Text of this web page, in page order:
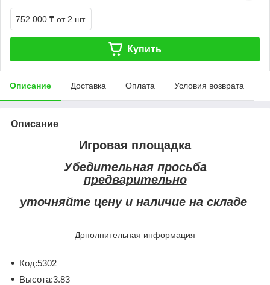
752 000 ₸ от 2 шт.
Купить
Описание Доставка Оплата Условия возврата
Описание
Игровая площадка
Убедительная просьба
предварительно
уточняйте цену и наличие на складе
Дополнительная информация
Код:5302
Высота:3.83